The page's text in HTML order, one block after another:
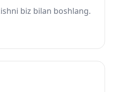
biz bilan boshlang.